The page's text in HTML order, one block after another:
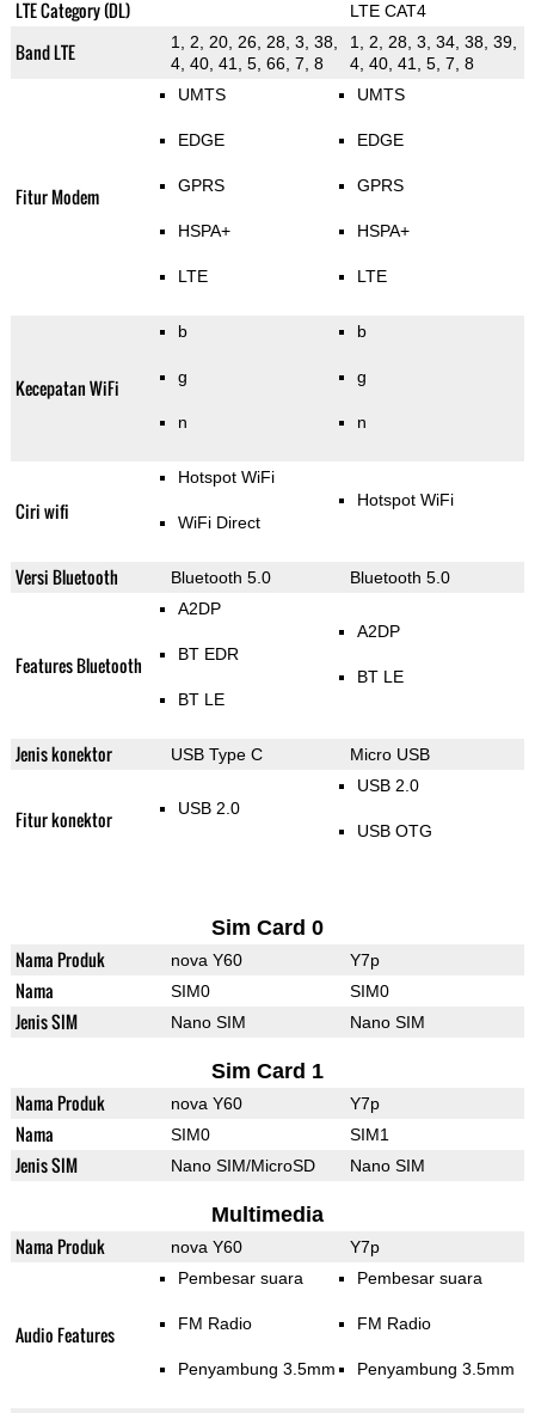
LTE Category (DL) LTE CAT4
Band LTE
1, 2, 20, 26, 28, 3, 38,
4, 40, 41, 5, 66, 7, 8
1, 2, 28, 3, 34, 38, 39,
4, 40, 41, 5, 7, 8
Fitur Modem
UMTS
EDGE
GPRS
HSPA+
LTE
UMTS
EDGE
GPRS
HSPA+
LTE
Kecepatan WiFi
b
g
n
b
g
n
Ciri wifi
Hotspot WiFi
WiFi Direct
Hotspot WiFi
Versi Bluetooth Bluetooth 5.0 Bluetooth 5.0
Features Bluetooth
A2DP
BT EDR
BT LE
A2DP
BT LE
Jenis konektor USB Type C Micro USB
Fitur konektor USB 2.0
USB 2.0
USB OTG
Sim Card 0
Nama Produk nova Y60 Y7p
Nama SIM0 SIM0
Jenis SIM Nano SIM Nano SIM
Sim Card 1
Nama Produk nova Y60 Y7p
Nama SIM0 SIM1
Jenis SIM Nano SIM/MicroSD Nano SIM
Multimedia
Nama Produk nova Y60 Y7p
Audio Features
Pembesar suara
FM Radio
Penyambung 3.5mm
Pembesar suara
FM Radio
Penyambung 3.5mm